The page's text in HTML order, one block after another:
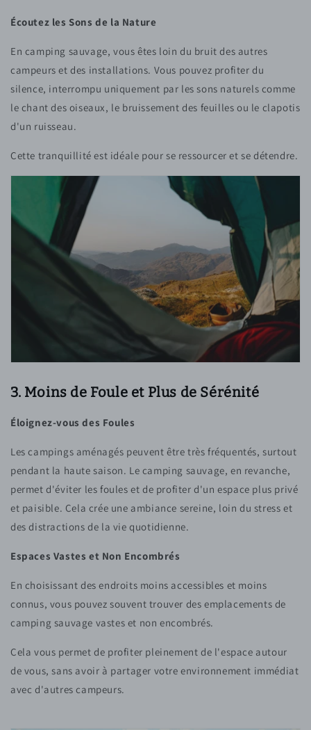
Écoutez les Sons de la Nature
En camping sauvage, vous êtes loin du bruit des autres
campeurs et des installations. Vous pouvez profiter du
silence, interrompu uniquement par les sons naturels comme
le chant des oiseaux, le bruissement des feuilles ou le clapotis
d'un ruisseau.
Cette tranquillité est idéale pour se ressourcer et se détendre.
3. Moins de Foule et Plus de Sérénité
Éloignez-vous des Foules
Les campings aménagés peuvent être très fréquentés, surtout
pendant la haute saison. Le camping sauvage, en revanche,
permet d'éviter les foules et de profiter d'un espace plus privé
et paisible. Cela crée une ambiance sereine, loin du stress et
des distractions de la vie quotidienne.
Espaces Vastes et Non Encombrés
En choisissant des endroits moins accessibles et moins
connus, vous pouvez souvent trouver des emplacements de
camping sauvage vastes et non encombrés.
Cela vous permet de profiter pleinement de l'espace autour
de vous, sans avoir à partager votre environnement immédiat
avec d'autres campeurs.